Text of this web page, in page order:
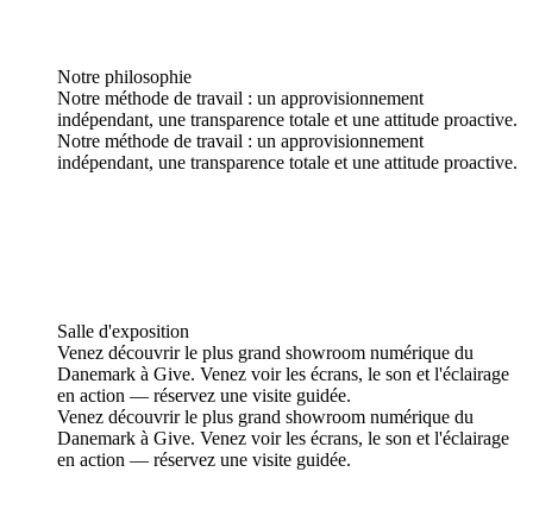
Notre philosophie
Notre méthode de travail : un approvisionnement
indépendant, une transparence totale et une attitude proactive.
Notre méthode de travail : un approvisionnement
indépendant, une transparence totale et une attitude proactive.
Salle d'exposition
Venez découvrir le plus grand showroom numérique du
Danemark à Give. Venez voir les écrans, le son et l'éclairage
en action — réservez une visite guidée.
Venez découvrir le plus grand showroom numérique du
Danemark à Give. Venez voir les écrans, le son et l'éclairage
en action — réservez une visite guidée.